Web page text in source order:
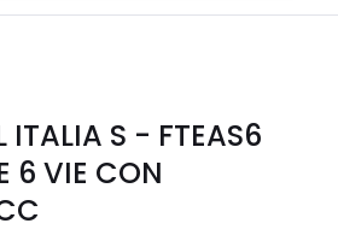
ITALIA S - FTEAS6
6 VIE CON